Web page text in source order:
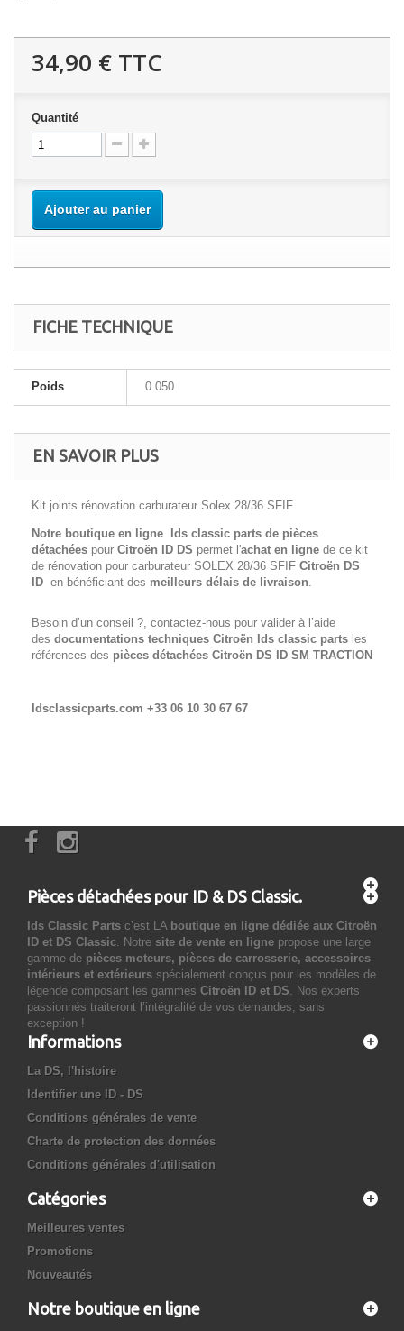
34,90 € TTC
Quantité
Ajouter au panier
FICHE TECHNIQUE
Poids 0.050
EN SAVOIR PLUS
Kit joints rénovation carburateur Solex 28/36 SFIF
Notre boutique en ligne Ids classic parts de pièces
détachées pour Citroën ID DS permet l'achat en ligne de ce kit
de rénovation pour carburateur SOLEX 28/36 SFIF Citroën DS
ID en bénéficiant des meilleurs délais de livraison.
Besoin d’un conseil ?, contactez-nous pour valider à l’aide
des documentations techniques Citroën Ids classic parts les
références des pièces détachées Citroën DS ID SM TRACTION
Idsclassicparts.com +33 06 10 30 67 67
Pièces détachées pour ID & DS Classic.
Ids Classic Parts c’est LA boutique en ligne dédiée aux Citroën
ID et DS Classic. Notre site de vente en ligne propose une large
gamme de pièces moteurs, pièces de carrosserie, accessoires
intérieurs et extérieurs spécialement conçus pour les modèles de
légende composant les gammes Citroën ID et DS. Nos experts
passionnés traiteront l’intégralité de vos demandes, sans
exception !
Informations
La DS, l'histoire
Identifier une ID - DS
Conditions générales de vente
Charte de protection des données
Conditions générales d'utilisation
Catégories
Meilleures ventes
Promotions
Nouveautés
Notre boutique en ligne